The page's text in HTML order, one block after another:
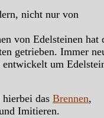
nicht nur von
von Edelsteinen hat
getrieben. Immer
um
das Brennen,
Imitieren.